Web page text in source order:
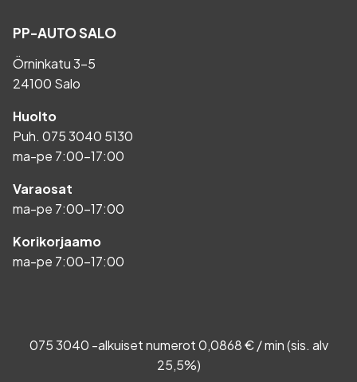
PP-AUTO SALO
Örninkatu 3-5
24100 Salo
Huolto
Puh. 075 3040 5130
ma-pe 7:00-17:00
Varaosat
ma-pe 7:00-17:00
Korikorjaamo
ma-pe 7:00-17:00
075 3040 -alkuiset numerot 0,0868 € / min (sis. alv
25,5%)